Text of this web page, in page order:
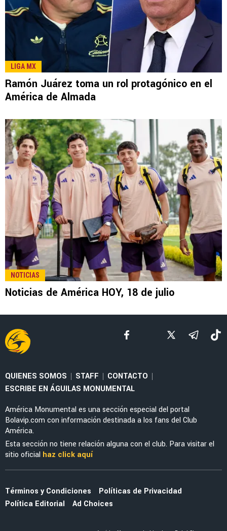
LIGA MX
Ramón Juárez toma un rol protagónico en el
América de Almada
NOTICIAS
Noticias de América HOY, 18 de julio
QUIENES SOMOS | STAFF | CONTACTO |
ESCRIBE EN ÁGUILAS MONUMENTAL
América Monumental es una sección especial del portal
Bolavip.com con información destinada a los fans del Club
América.
Esta sección no tiene relación alguna con el club. Para visitar el
sitio oficial haz click aquí
Términos y Condiciones
Políticas de Privacidad
Política Editorial
Ad Choices